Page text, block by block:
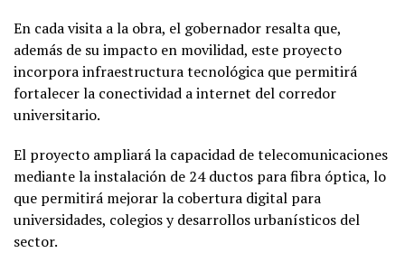
En cada visita a la obra, el gobernador resalta que,
además de su impacto en movilidad, este proyecto
incorpora infraestructura tecnológica que permitirá
fortalecer la conectividad a internet del corredor
universitario.
El proyecto ampliará la capacidad de telecomunicaciones
mediante la instalación de 24 ductos para fibra óptica, lo
que permitirá mejorar la cobertura digital para
universidades, colegios y desarrollos urbanísticos del
sector.